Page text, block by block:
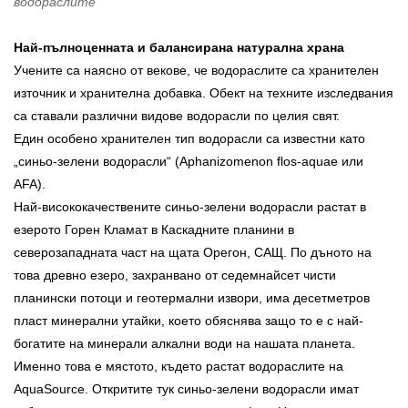
Най-пълноценната и балансирана натурална храна
Учените са наясно от векове, че водораслите са хранителен
източник и хранителна добавка. Обект на техните изследвания
са ставали различни видове водорасли по целия свят.
Един особено хранителен тип водорасли са известни като
„синьо-зелени водорасли“ (Aphanizomenon flos-aquae или
AFA).
Най-висококачествените синьо-зелени водорасли растат в
езерото Горен Кламат в Каскадните планини в
северозападната част на щата Орегон, САЩ. По дъното на
това древно езеро, захранвано от седемнайсет чисти
планински потоци и геотермални извори, има десетметров
пласт минерални утайки, което обяснява защо то е с най-
богатите на минерали алкални води на нашата планета.
Именно това е мястото, където растат водораслите на
AquaSource. Откритите тук синьо-зелени водорасли имат